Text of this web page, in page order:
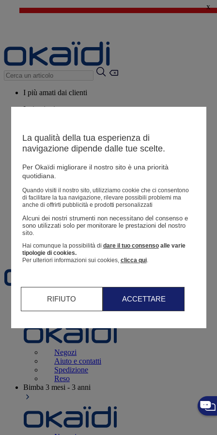
🔥SALDI : Ancora più prodotti fino al -60%*>
x
I più amati dai clienti
Ispirazioni
Potrebbero piacerti anche
Tutti i prodotti
Resoconto di un ordine
Preferiti
3 - 12 mesi
Negozi
Aiuto e contatti
Spedizione
Reso
Bimba 3 mesi - 3 anni
La qualità della tua esperienza di
navigazione dipende dalle tue scelte.
Per Okaïdi migliorare il nostro sito è una priorità
quotidiana.
Quando visiti il ​​nostro sito, utilizziamo cookie che ci consentono
di facilitare la tua navigazione, rilevare possibili problemi ma
anche di offrirti pubblicità e prodotti personalizzati
Alcuni dei nostri strumenti non necessitano del consenso e
sono utilizzati solo per monitorare le prestazioni del nostro
sito.
Hai comunque la possibilità di dare il tuo consensoalle varie
tipologie di cookies.
Per ulteriori informazioni sui cookies, clicca qui.
RIFIUTO ACCETTARE